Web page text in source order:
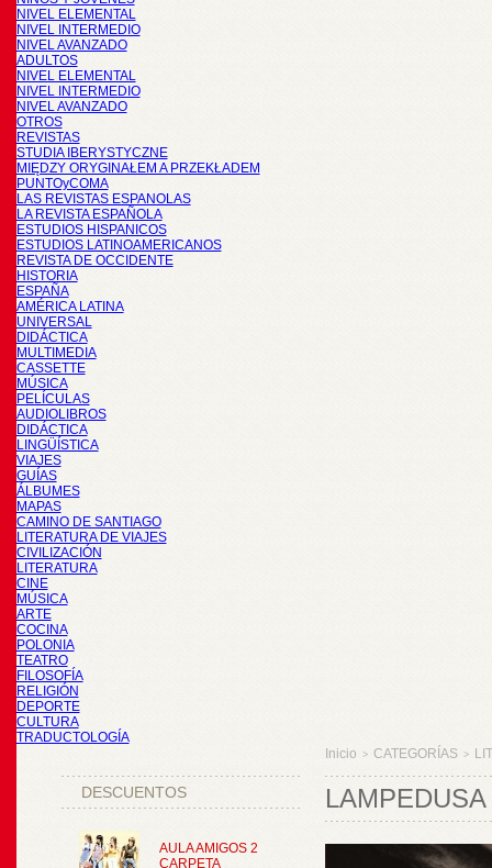
NIVEL ELEMENTAL
NIVEL INTERMEDIO
NIVEL AVANZADO
ADULTOS
NIVEL ELEMENTAL
NIVEL INTERMEDIO
NIVEL AVANZADO
OTROS
REVISTAS
STUDIA IBERYSTYCZNE
MIĘDZY ORYGINAŁEM A PRZEKŁADEM
PUNTOyCOMA
LAS REVISTAS ESPANOLAS
LA REVISTA ESPAÑOLA
ESTUDIOS HISPANICOS
ESTUDIOS LATINOAMERICANOS
REVISTA DE OCCIDENTE
HISTORIA
ESPAÑA
AMÉRICA LATINA
UNIVERSAL
DIDÁCTICA
MULTIMEDIA
CASSETTE
MÚSICA
PELÍCULAS
AUDIOLIBROS
DIDÁCTICA
LINGÜÍSTICA
VIAJES
GUÍAS
ÁLBUMES
MAPAS
CAMINO DE SANTIAGO
LITERATURA DE VIAJES
CIVILIZACIÓN
LITERATURA
CINE
MÚSICA
ARTE
COCINA
POLONIA
TEATRO
FILOSOFÍA
RELIGIÓN
DEPORTE
CULTURA
TRADUCTOLOGÍA
DESCUENTOS
AULA AMIGOS 2
CARPETA
Inicio > CATEGORÍAS >